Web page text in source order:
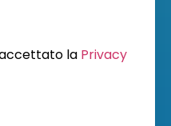
la Privacy